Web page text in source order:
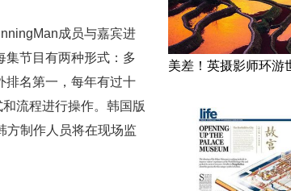
成员与嘉宾进
集节目有两种形式：多
排名第一，每年有过十
流程进行操作。韩国版
方制作人员将在现场监
美差！英摄影师环游